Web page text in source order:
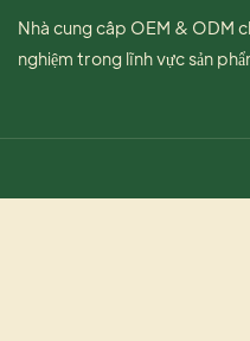
Nhà cung cấp OEM & ODM
nghiệm trong lĩnh vực sản